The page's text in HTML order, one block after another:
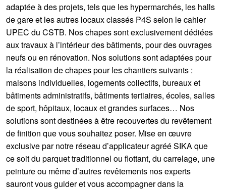
adaptée à des projets, tels que les hypermarchés, les halls
de gare et les autres locaux classés P4S selon le cahier
UPEC du CSTB. Nos chapes sont exclusivement dédiées
aux travaux à l’intérieur des bâtiments, pour des ouvrages
neufs ou en rénovation. Nos solutions sont adaptées pour
la réalisation de chapes pour les chantiers suivants :
maisons individuelles, logements collectifs, bureaux et
bâtiments administratifs, bâtiments tertiaires, écoles, salles
de sport, hôpitaux, locaux et grandes surfaces… Nos
solutions sont destinées à être recouvertes du revêtement
de finition que vous souhaitez poser. Mise en œuvre
exclusive par notre réseau d’applicateur agréé SIKA que
ce soit du parquet traditionnel ou flottant, du carrelage, une
peinture ou même d’autres revêtements nos experts
sauront vous guider et vous accompagner dans la